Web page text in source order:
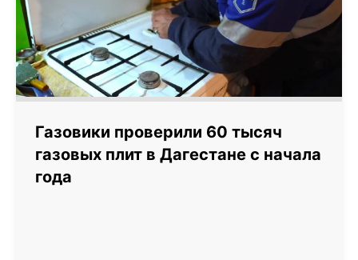
Газовики проверили 60 тысяч
газовых плит в Дагестане с начала
года